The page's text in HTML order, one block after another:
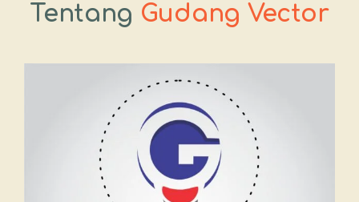
Tentang Gudang Vector